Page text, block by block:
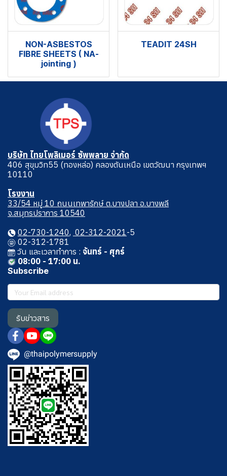
NON-ASBESTOS
FIBRE SHEETS ( NA-
jointing )
TEADIT 24SH
บริษัท ไทยโพลิเมอร์ ซัพพลาย จำกัด
406 สุขุมวิท55 (ทองหล่อ) คลองตันเหนือ เขตวัฒนา กรุงเทพฯ
10110
โรงงาน
33/54 หมู่ 10 ถนนเทพารักษ์ ต.บางปลา อ.บางพลี
จ.สมุทรปราการ 10540
02-730-1240, 02-312-2021-5
02-312-1781
วัน และเวลาทําการ :จันทร์ - ศุกร์
08:00 - 17:00 น.
Subscribe
รับข่าวสาร
@thaipolymersupply